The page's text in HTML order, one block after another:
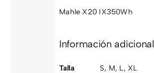
Mahle X20 IX350Wh
Información adicional
Talla S, M, L, XL